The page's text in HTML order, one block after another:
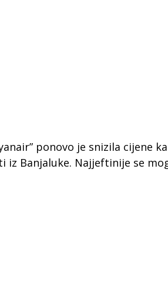
ponovo je snizila cijene
iz Banjaluke. Najjeftinije se